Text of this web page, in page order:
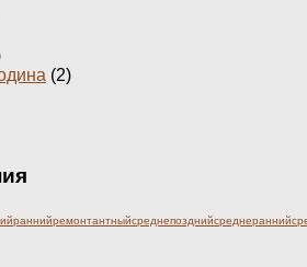
(2)
раннийремонтантныйсреднепозднийсреднеранний